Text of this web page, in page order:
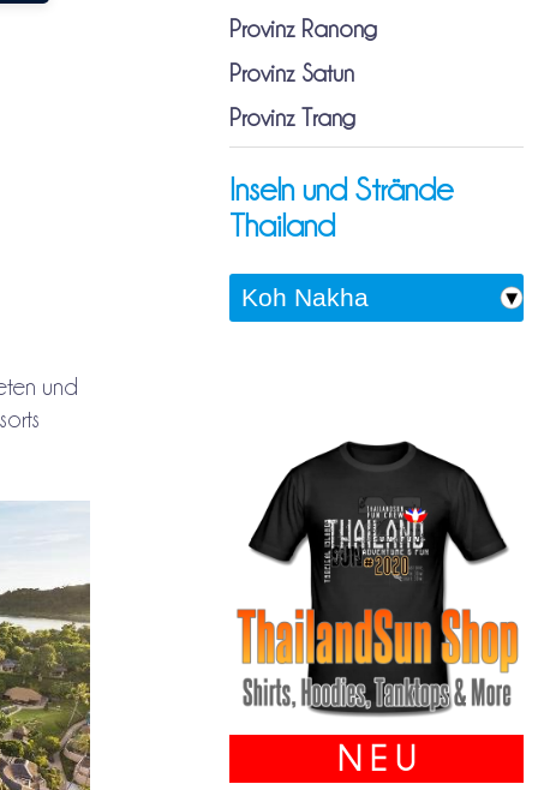
und
Provinz Ranong
Provinz Satun
Provinz Trang
Inseln und Strände
Thailand
N E U